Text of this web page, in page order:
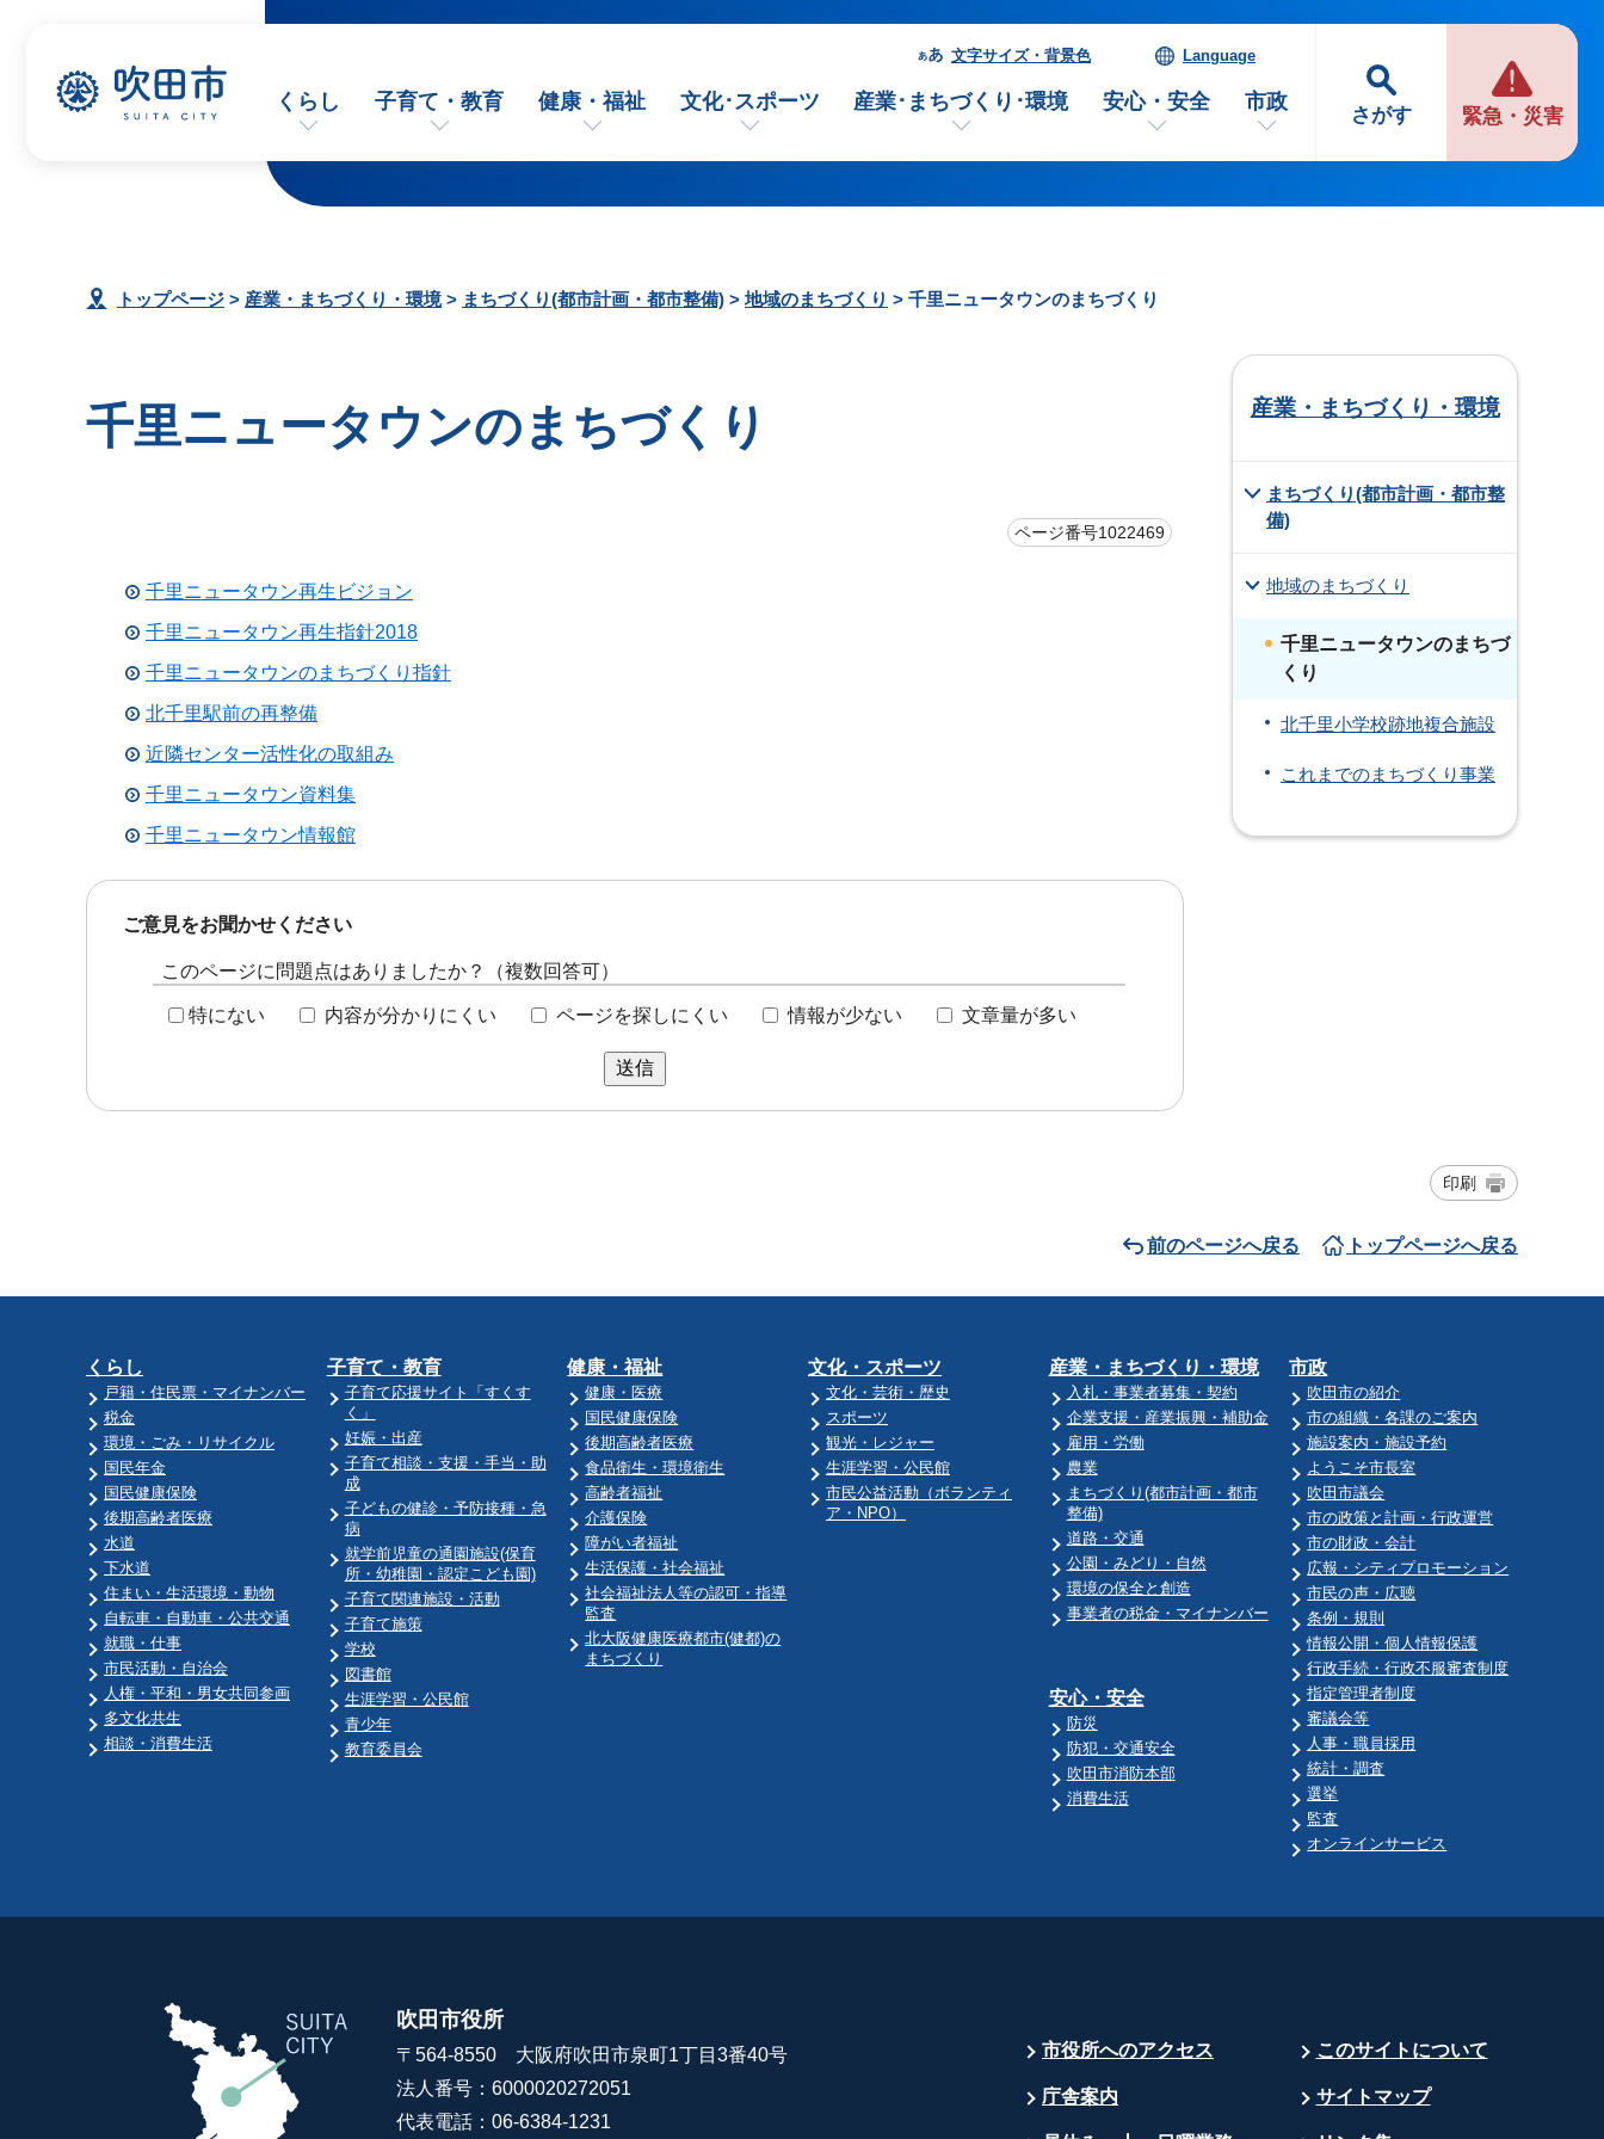
さがす 緊急・災害
文字サイズ・背景色 Language
くらし 子育て・教育 健康・福祉 文化･スポーツ 産業･まちづくり･環境 安心・安全 市政
トップページ > 産業・まちづくり・環境> まちづくり(都市計画・都市整備) >地域のまちづくり > 千里ニュータウンのまちづくり
千里ニュータウンのまちづくり
ページ番号1022469
千里ニュータウン再生ビジョン
千里ニュータウン再生指針2018
千里ニュータウンのまちづくり指針
北千里駅前の再整備
近隣センター活性化の取組み
千里ニュータウン資料集
千里ニュータウン情報館
ご意見をお聞かせください
このページに問題点はありましたか？（複数回答可）
特にない 内容が分かりにくい ページを探しにくい 情報が少ない 文章量が多い
送信
産業・まちづくり・環境
まちづくり(都市計画・都市整
備)
地域のまちづくり
千里ニュータウンのまちづ
くり
北千里小学校跡地複合施設
これまでのまちづくり事業
印刷
前のページへ戻る トップページへ戻る
くらし
戸籍・住民票・マイナンバー
税金
環境・ごみ・リサイクル
国民年金
国民健康保険
後期高齢者医療
水道
下水道
住まい・生活環境・動物
自転車・自動車・公共交通
就職・仕事
市民活動・自治会
人権・平和・男女共同参画
多文化共生
相談・消費生活
子育て・教育
子育て応援サイト「すくす
く」
妊娠・出産
子育て相談・支援・手当・助
成
子どもの健診・予防接種・急
病
就学前児童の通園施設(保育
所・幼稚園・認定こども園)
子育て関連施設・活動
子育て施策
学校
図書館
生涯学習・公民館
青少年
教育委員会
健康・福祉
健康・医療
国民健康保険
後期高齢者医療
食品衛生・環境衛生
高齢者福祉
介護保険
障がい者福祉
生活保護・社会福祉
社会福祉法人等の認可・指導
監査
北大阪健康医療都市(健都)の
まちづくり
文化・スポーツ
文化・芸術・歴史
スポーツ
観光・レジャー
生涯学習・公民館
市民公益活動（ボランティ
ア・NPO）
産業・まちづくり・環境
入札・事業者募集・契約
企業支援・産業振興・補助金
雇用・労働
農業
まちづくり(都市計画・都市
整備)
道路・交通
公園・みどり・自然
環境の保全と創造
事業者の税金・マイナンバー
安心・安全
防災
防犯・交通安全
吹田市消防本部
消費生活
市政
吹田市の紹介
市の組織・各課のご案内
施設案内・施設予約
ようこそ市長室
吹田市議会
市の政策と計画・行政運営
市の財政・会計
広報・シティプロモーション
市民の声・広聴
条例・規則
情報公開・個人情報保護
行政手続・行政不服審査制度
指定管理者制度
審議会等
人事・職員採用
統計・調査
選挙
監査
オンラインサービス
吹田市役所
〒564-8550 大阪府吹田市泉町1丁目3番40号
法人番号：6000020272051
代表電話：06-6384-1231
市役所へのアクセス このサイトについて
庁舎案内 サイトマップ